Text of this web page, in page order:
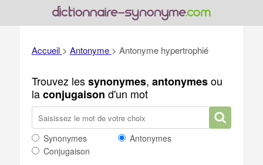
Accueil > Antonyme > Antonyme hypertrophié
Trouvez lessynonymes, antonymesou
laconjugaison d'un mot
Synonymes
Antonymes
Conjugaison